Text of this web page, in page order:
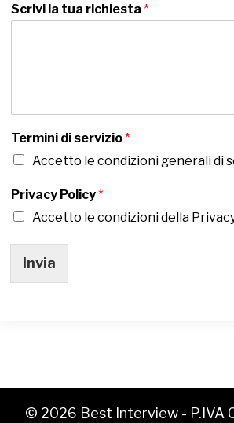
Scrivi la tua richiesta *
Termini di servizio*
Accetto le condizioni generali di
Privacy Policy*
Accetto le condizioni della
Invia
© 2026 Best Interview - P.IVA